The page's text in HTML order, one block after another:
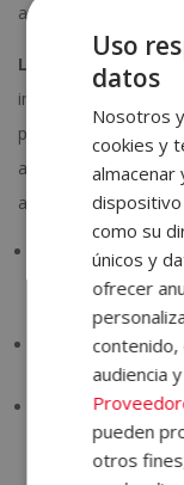
a las anomalías,
La higiene de
importante
perro en materia
aspectos sobre los
a tu auxiliar de
atención
asegurarte de
con otras
Pregunta a tu
Crea en tu
que es una
siempre a la
Uso
datos
Nosotros
cookies y
almacenar
como su
únicos y
ofrecer
audiencia
pueden
otros